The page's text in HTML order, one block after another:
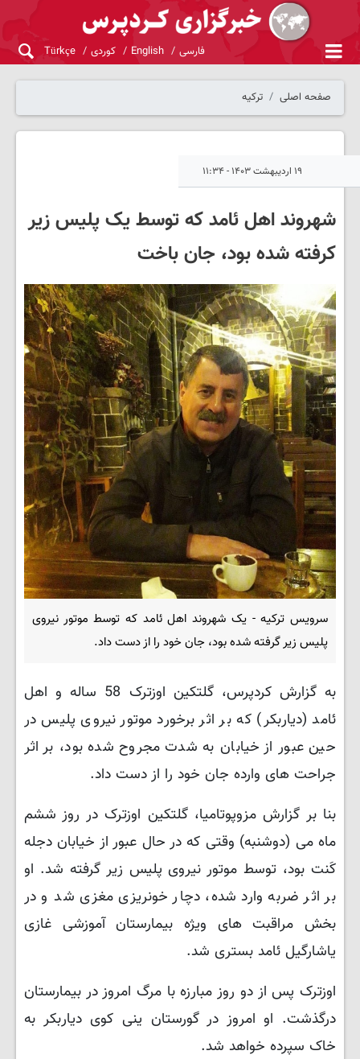
فارسی English کوردی Türkçe
صفحه اصلی ترکیه
۱۹ اردیبهشت ۱۴۰۳ - ۱۱:۳۴
شهروند اهل ئامد که توسط یک پلیس زیر
کرفته شده بود، جان باخت
سرویس ترکیه - یک شهروند اهل ئامد که توسط موتور نیروی
پلیس زیر گرفته شده بود، جان خود را از دست داد.
به گزارش کردپرس، گلتکین اوزترک 58 ساله و اهل
ئامد (دیاربکر) که بر اثر برخورد موتور نیروی پلیس در
حین عبور از خیابان به شدت مجروح شده بود، بر اثر
جراحت های وارده جان خود را از دست داد.
بنا بر گزارش مزوپوتامیا، گلتکین اوزترک در روز ششم
ماه می (دوشنبه) وقتی که در حال عبور از خیابان دجله
کَنت بود، توسط موتور نیروی پلیس زیر گرفته شد. او
بر اثر ضربه وارد شده، دچار خونریزی مغزی شد و در
بخش مراقبت های ویژه بیمارستان آموزشی غازی
یاشارگیل ئامد بستری شد.
اوزترک پس از دو روز مبارزه با مرگ امروز در بیمارستان
درگذشت. او امروز در گورستان ینی کوی دیاربکر به
خاک سپرده خواهد شد.